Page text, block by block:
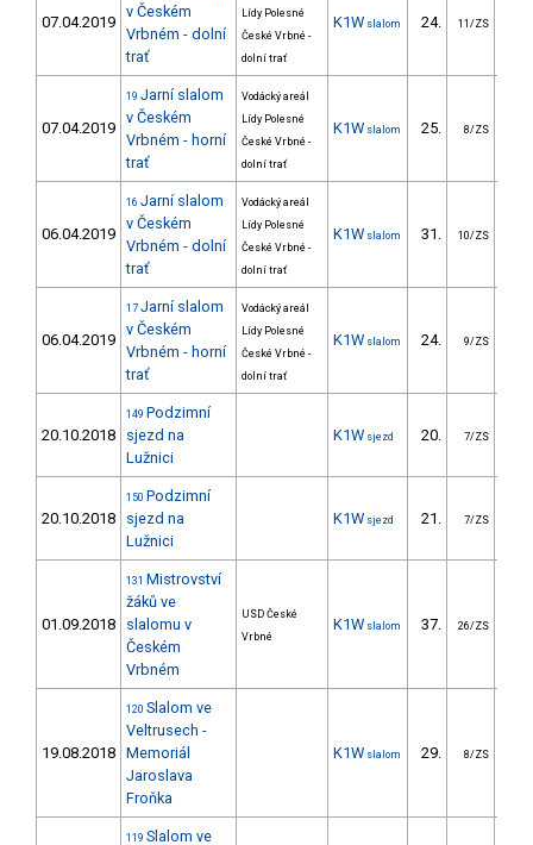
07.04.2019
v Českém
Vrbném - dolní
trať
Lídy Polesné
České Vrbné -
dolní trať
K1W slalom 24. 11/ZS
07.04.2019
19 Jarní slalom
v Českém
Vrbném - horní
trať
Vodácký areál
Lídy Polesné
České Vrbné -
dolní trať
K1W slalom 25. 8/ZS
06.04.2019
16 Jarní slalom
v Českém
Vrbném - dolní
trať
Vodácký areál
Lídy Polesné
České Vrbné -
dolní trať
K1W slalom 31. 10/ZS
06.04.2019
17 Jarní slalom
v Českém
Vrbném - horní
trať
Vodácký areál
Lídy Polesné
České Vrbné -
dolní trať
K1W slalom 24. 9/ZS
20.10.2018
149 Podzimní
sjezd na
Lužnici
K1W sjezd 20. 7/ZS
20.10.2018
150 Podzimní
sjezd na
Lužnici
K1W sjezd 21. 7/ZS
01.09.2018
131 Mistrovství
žáků ve
slalomu v
Českém
Vrbném
USD České
Vrbné
K1W slalom 37. 26/ZS
19.08.2018
120 Slalom ve
Veltrusech -
Memoriál
Jaroslava
Froňka
K1W slalom 29. 8/ZS
119 Slalom ve